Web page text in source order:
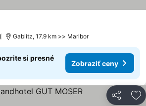
Gablitz, 17.9 km >> Maribor
si presné
Zobraziť ceny
Zdieľať